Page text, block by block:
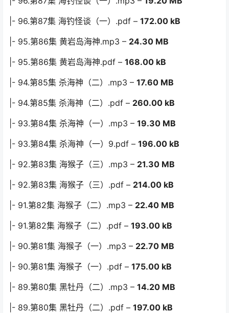
|- 96.第87集 海钓怪谈（一）.pdf – 172.00 kB
|- 95.第86集 黄岩岛海神.mp3 – 24.30 MB
|- 95.第86集 黄岩岛海神.pdf – 168.00 kB
|- 94.第85集 杀海神（二）.mp3 – 17.60 MB
|- 94.第85集 杀海神（二）.pdf – 260.00 kB
|- 93.第84集 杀海神（一）.mp3 – 19.30 MB
|- 93.第84集 杀海神（一）9.pdf – 196.00 kB
|- 92.第83集 海猴子（三）.mp3 – 21.30 MB
|- 92.第83集 海猴子（三）.pdf – 214.00 kB
|- 91.第82集 海猴子（二）.mp3 – 22.40 MB
|- 91.第82集 海猴子（二）.pdf – 193.00 kB
|- 90.第81集 海猴子（一）.mp3 – 22.70 MB
|- 90.第81集 海猴子（一）.pdf – 175.00 kB
|- 89.第80集 黑牡丹（二）.mp3 – 14.20 MB
|- 89.第80集 黑牡丹（二）.pdf – 197.00 kB